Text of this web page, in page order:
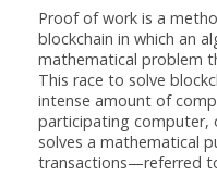
Proof of work is a
blockchain in which an
mathematical problem
This race to solve
intense amount of
participating computer,
solves a mathematical
transactions—referred